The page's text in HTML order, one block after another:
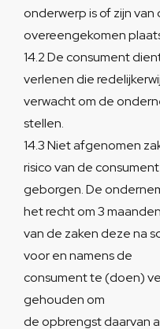
onderwerp is of zijn
overeengekomen
14.2 De consument
verlenen die
verwacht om de
stellen.
14.3 Niet afgenomen
risico van de
geborgen. De
het recht om 3
van de zaken deze na
voor en namens de
consument te (doen)
gehouden om
de opbrengst daarvan